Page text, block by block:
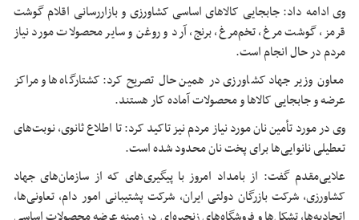
وی ادامه داد: جابجایی کالاهای اساسی کشاورزی وبازاررسانی اقلام گوشت
قرمز، گوشت مرغ، تخم‌مرغ، برنج، آرد و روغن و سایر محصولات مورد نیاز
مردم در حال انجام است.
معاون وزیر جهاد کشاورزی در همین حال تصریح کرد: کشتارگاه‌ها و مراکز
عرضه و جابجایی کالاها و محصولات آماده کار هستند.
وی در مورد تأمین نان مورد نیاز مردم نیز تاکید کرد: تا اطلاع ثانوی، نوبت‌های
تعطیلی نانوایی‌ها برای پخت نان محدود شده است.
علایی‌مقدم گفت: از بامداد امروز با پیگیری‌های که از سازمان‌های جهاد
کشاورزی، شرکت بازرگان دولتی ایران، شرکت پشتیبانی امور دام، تعاونی‌ها،